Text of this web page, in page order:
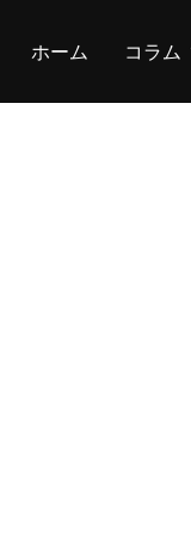
ホーム コラム